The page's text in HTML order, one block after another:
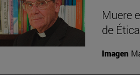
Muere
de
Imagen